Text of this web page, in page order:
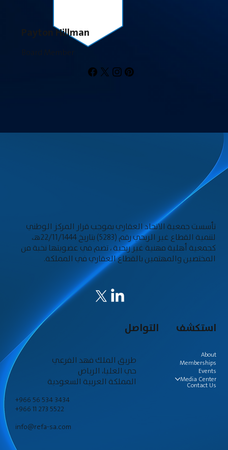
Payton Hillman
Board Member
التواصل
طريق الملك فهد الفرعي
حي العليا، الرياض
المملكة العربية السعودية
+966 56 534 3434
+966 11 273 5522
info@refa-sa.com
استكشف
About
Memberships
Events
Media Center
Contact Us
تأسست جمعية الاتحاد العقاري بموجب قرار المركز الوطني
لتنمية القطاع غير الربحي رقم (5283) بتاريخ 22/11/1444هـ،
كجمعية أهلية مهنية غير ربحية ، تضم في عضويتها نخبة من
المختصين والمهتمين بالقطاع العقاري في المملكة.